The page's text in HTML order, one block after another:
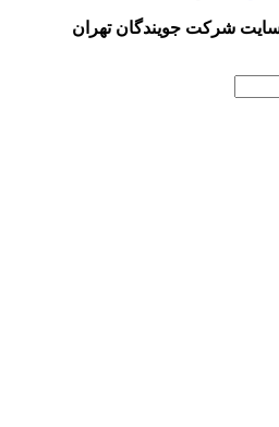
شرکت جویندگان تهران